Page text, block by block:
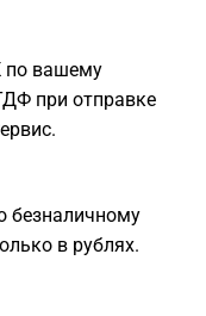
по вашему
при отправке
безналичному
в рублях.